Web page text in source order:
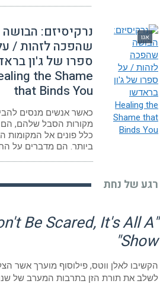
אגו
נרקיסיזם: הבושה
שהפכה לזהות /
ספרו של ג'ון
the Shame
that Binds You
כאשר אנשים מנסים
מקורות הסבל שלהם,
כלל פונים אל המקומות
ביותר. הם מדברים על
רגע של נחת
Be Scared, It's All A
Show"
הקשיבו לאלן ווטס, פילוסוף מוערך אשר
לשלב את תורת הזן בתרבות המערב של